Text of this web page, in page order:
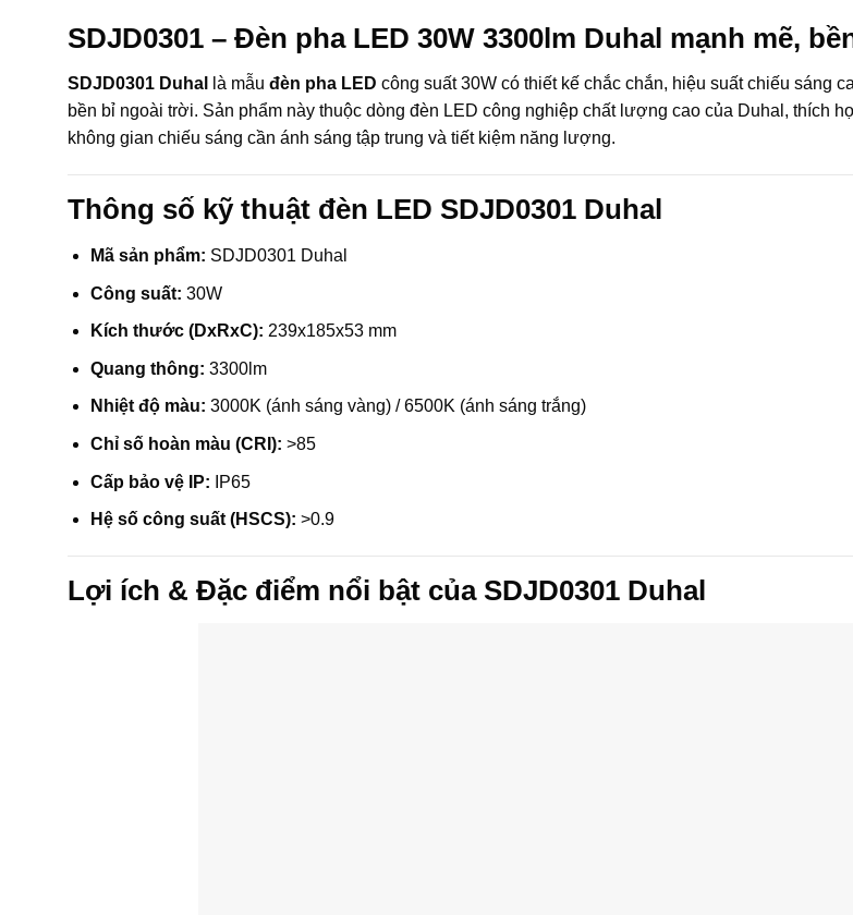
SDJD0301 – Đèn pha LED 30W 3300lm Duhal mạnh mẽ,
SDJD0301 Duhal là mẫu đèn pha LED công suất 30W có thiết kế chắc chắn, hiệu suất chiếu sáng
bền bỉ ngoài trời. Sản phẩm này thuộc dòng đèn LED công nghiệp chất lượng cao của Duhal, thích
không gian chiếu sáng cần ánh sáng tập trung và tiết kiệm năng lượng.
Thông số kỹ thuật đèn LED SDJD0301 Duhal
Mã sản phẩm: SDJD0301 Duhal
Công suất: 30W
Kích thước (DxRxC): 239x185x53 mm
Quang thông: 3300lm
Nhiệt độ màu: 3000K (ánh sáng vàng) / 6500K (ánh sáng trắng)
Chỉ số hoàn màu (CRI): >85
Cấp bảo vệ IP: IP65
Hệ số công suất (HSCS): >0.9
Lợi ích & Đặc điểm nổi bật của SDJD0301 Duhal